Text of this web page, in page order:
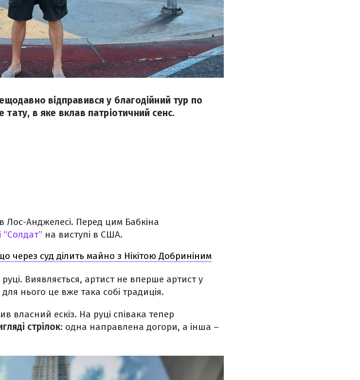
відправився у благодійний тур по
в яке вклав патріотичний сенс.
Лос-Анджелесі. Перед цим Бабкіна
на виступі в США.
через суд ділить майно з Нікітою Добриніним
Виявляється, артист не вперше артист у
нього це вже така собі традиція.
власний ескіз. На руці співака тепер
стрілок: одна направлена догори, а інша –